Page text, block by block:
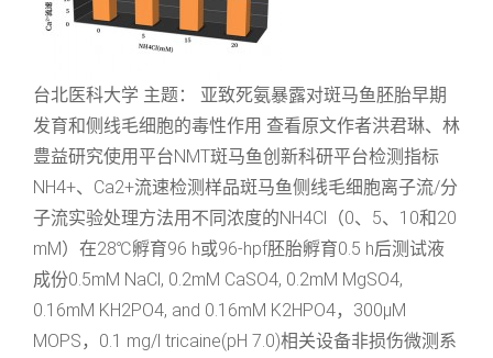
台北医科大学 主题： 亚致死氨暴露对斑马鱼胚胎早期
发育和侧线毛细胞的毒性作用 查看原文作者洪君琳、林
豊益研究使用平台NMT斑马鱼创新科研平台检测指标
NH4+、Ca2+流速检测样品斑马鱼侧线毛细胞离子流/分
子流实验处理方法用不同浓度的NH4Cl（0、5、10和20
mM）在28℃孵育96 h或96-hpf胚胎孵育0.5 h后测试液
成份0.5mM NaCl, 0.2mM CaSO4, 0.2mM MgSO4,
0.16mM KH2PO4, and 0.16mM K2HPO4，300μM
MOPS，0.1 mg/l tricaine(pH 7.0)相关设备非损伤微测系